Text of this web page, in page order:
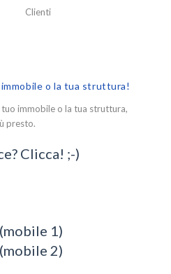
Clienti
o la tua struttura!
immobile o la tua struttura,
presto.
Clicca! ;-)
1)
2)